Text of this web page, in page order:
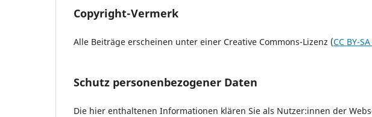
Copyright-Vermerk
Alle Beiträge erscheinen unter einer Creative Commons-Lizenz (CC BY-
Schutz personenbezogener Daten
Die hier enthaltenen Informationen klären Sie als Nutzer:innen der